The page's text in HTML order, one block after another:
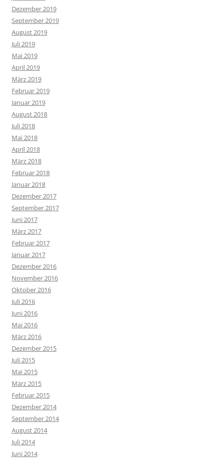
Dezember 2019
September 2019
August 2019
Juli 2019
Mai 2019
April 2019
März 2019
Februar 2019
Januar 2019
August 2018
Juli 2018
Mai 2018
April 2018
März 2018
Februar 2018
Januar 2018
Dezember 2017
September 2017
Juni 2017
März 2017
Februar 2017
Januar 2017
Dezember 2016
November 2016
Oktober 2016
Juli 2016
Juni 2016
Mai 2016
März 2016
Dezember 2015
Juli 2015
Mai 2015
März 2015
Februar 2015
Dezember 2014
September 2014
August 2014
Juli 2014
Juni 2014